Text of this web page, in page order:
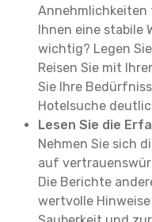
Annehmlichkeiten
Ihnen eine stabile
wichtig? Legen
Reisen Sie mit
Sie Ihre
Hotelsuche
Lesen Sie die
Nehmen Sie sich
auf
Die Berichte
wertvolle